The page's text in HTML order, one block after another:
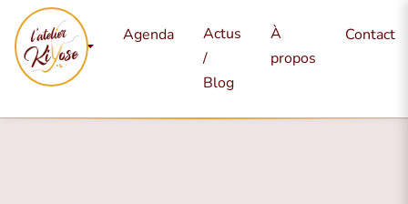
Mes
services
Agenda
Actus
/
Blog
À
propos
Contact